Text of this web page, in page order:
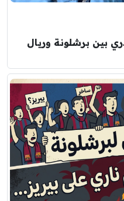
بين برشلونة وريال